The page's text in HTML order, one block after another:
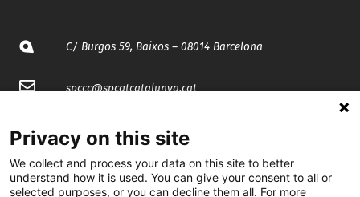
C/ Burgos 59, Baixos – 08014 Barcelona
spccc@spcgtcatalunya.cat
@CGTCatalunya
Privacy on this site
We collect and process your data on this site to better
understand how it is used. You can give your consent to all or
selected purposes, or you can decline them all. For more